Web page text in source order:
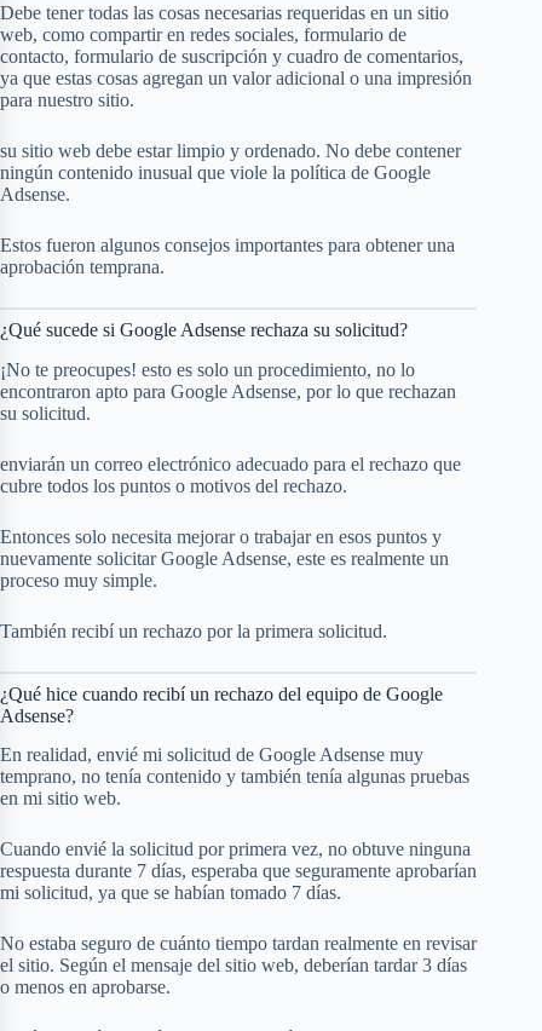
Debe tener todas las cosas necesarias requeridas en un sitio
web, como compartir en redes sociales, formulario de
contacto, formulario de suscripción y cuadro de comentarios,
ya que estas cosas agregan un valor adicional o una impresión
para nuestro sitio.
su sitio web debe estar limpio y ordenado. No debe contener
ningún contenido inusual que viole la política de Google
Adsense.
Estos fueron algunos consejos importantes para obtener una
aprobación temprana.
¿Qué sucede si Google Adsense rechaza su solicitud?
¡No te preocupes! esto es solo un procedimiento, no lo
encontraron apto para Google Adsense, por lo que rechazan
su solicitud.
enviarán un correo electrónico adecuado para el rechazo que
cubre todos los puntos o motivos del rechazo.
Entonces solo necesita mejorar o trabajar en esos puntos y
nuevamente solicitar Google Adsense, este es realmente un
proceso muy simple.
También recibí un rechazo por la primera solicitud.
¿Qué hice cuando recibí un rechazo del equipo de Google
Adsense?
En realidad, envié mi solicitud de Google Adsense muy
temprano, no tenía contenido y también tenía algunas pruebas
en mi sitio web.
Cuando envié la solicitud por primera vez, no obtuve ninguna
respuesta durante 7 días, esperaba que seguramente aprobarían
mi solicitud, ya que se habían tomado 7 días.
No estaba seguro de cuánto tiempo tardan realmente en revisar
el sitio. Según el mensaje del sitio web, deberían tardar 3 días
o menos en aprobarse.